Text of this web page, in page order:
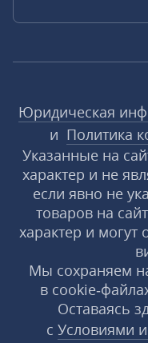
Юридическая
и Политика
Указанные на
характер и не
если явно не
товаров на
характер и могут
Мы сохраняем
в
Оставаясь
с Условиями